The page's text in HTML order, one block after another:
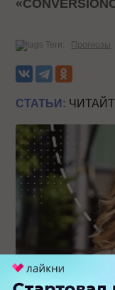
Теги: Прогнозы
СТАТЬИ:
Каким брендам